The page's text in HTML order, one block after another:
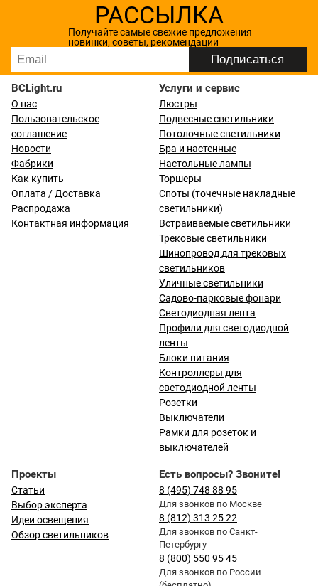
РАССЫЛКА
Получайте самые свежие предложения
новинки, советы, рекомендации
BCLight.ru
О нас
Пользовательское
соглашение
Новости
Фабрики
Как купить
Оплата / Доставка
Распродажа
Контактная информация
Услуги и сервис
Люстры
Подвесные светильники
Потолочные светильники
Бра и настенные
Настольные лампы
Торшеры
Споты (точечные накладные
светильники)
Встраиваемые светильники
Трековые светильники
Шинопровод для трековых
светильников
Уличные светильники
Садово-парковые фонари
Светодиодная лента
Профили для светодиодной
ленты
Блоки питания
Контроллеры для
светодиодной ленты
Розетки
Выключатели
Рамки для розеток и
выключателей
Проекты
Статьи
Выбор эксперта
Идеи освещения
Обзор светильников
Есть вопросы? Звоните!
8 (495) 748 88 95
Для звонков по Москве
8 (812) 313 25 22
Для звонков по Санкт-
Петербургу
8 (800) 550 95 45
Для звонков по России